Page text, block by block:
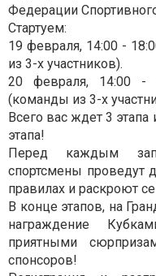
Федерации
Стартуем:
19 февраля, 14:00 -
из 3-х участников).
20 февраля, 14:00 -
(команды из 3-х
Всего вас ждет 3
этапа!
Перед каждым
спортсмены проведут
правилах и раскроют
В конце этапов, на
награждение
приятными
спонсоров!